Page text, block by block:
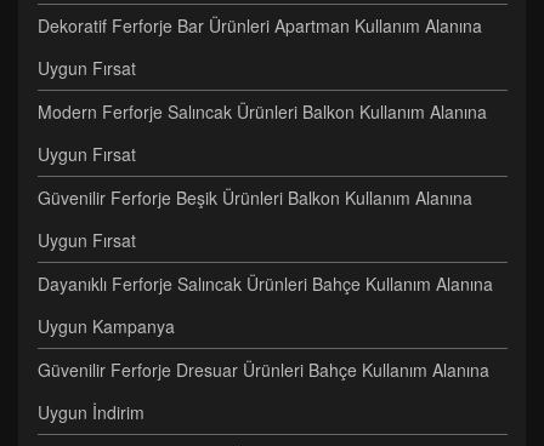
Dekoratif Ferforje Bar Ürünleri Apartman Kullanım Alanına
Uygun Fırsat
Modern Ferforje Salıncak Ürünleri Balkon Kullanım Alanına
Uygun Fırsat
Güvenilir Ferforje Beşik Ürünleri Balkon Kullanım Alanına
Uygun Fırsat
Dayanıklı Ferforje Salıncak Ürünleri Bahçe Kullanım Alanına
Uygun Kampanya
Güvenilir Ferforje Dresuar Ürünleri Bahçe Kullanım Alanına
Uygun İndirim